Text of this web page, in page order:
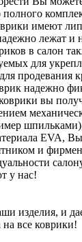
полного
имеют
лежат и
в салон
для
продевания
надежно
вы
EVA,
и
у нас!
изделия, и
все коврики!